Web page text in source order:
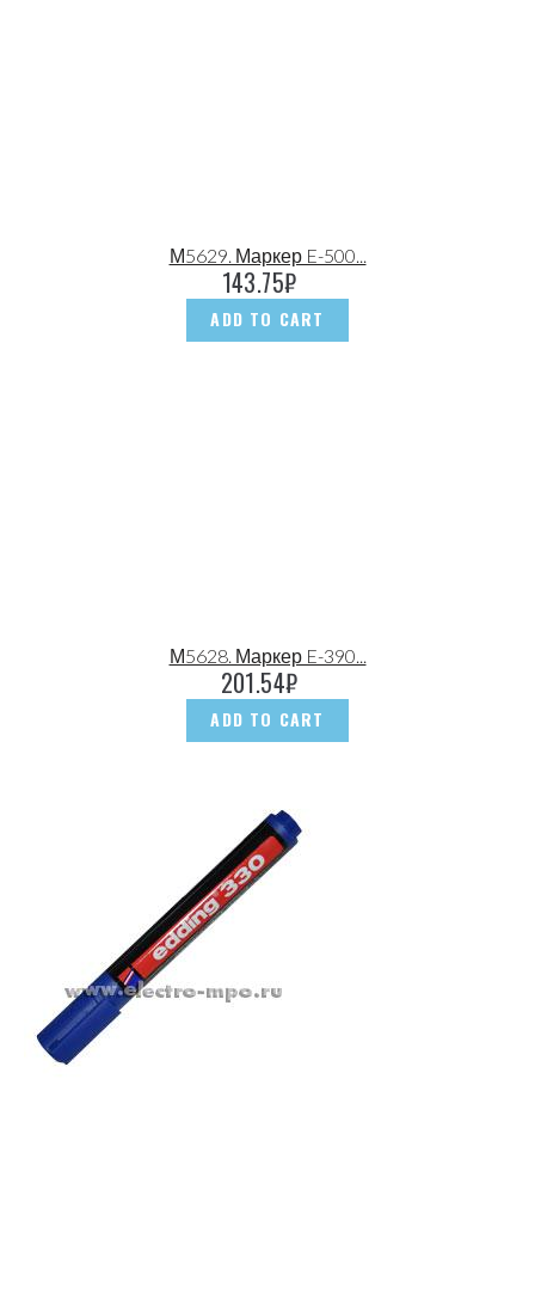
М5629. Маркер E-500...
143.75₽
ADD TO CART
М5628. Маркер E-390...
201.54₽
ADD TO CART